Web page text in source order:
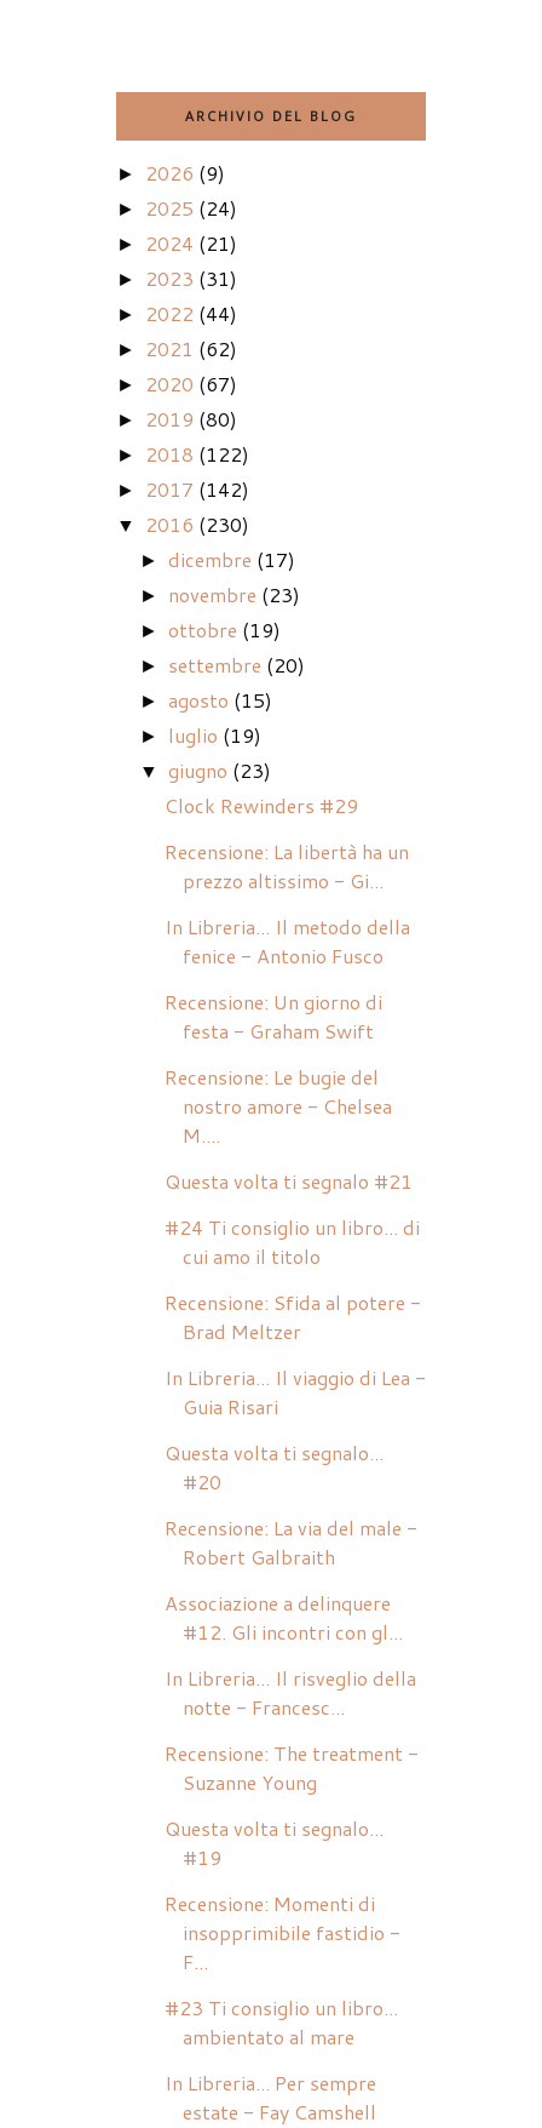
ARCHIVIO DEL BLOG
► 2026 (9)
► 2025 (24)
► 2024 (21)
► 2023 (31)
► 2022 (44)
► 2021 (62)
► 2020 (67)
► 2019 (80)
► 2018 (122)
► 2017 (142)
▼ 2016 (230)
►dicembre (17)
► novembre (23)
►ottobre (19)
► settembre (20)
►agosto (15)
► luglio (19)
▼ giugno (23)
Clock Rewinders #29
Recensione: La libertà ha un
prezzo altissimo - Gi...
In Libreria... Il metodo della
fenice - Antonio Fusco
Recensione: Un giorno di
festa - Graham Swift
Recensione: Le bugie del
nostro amore - Chelsea
M....
Questa volta ti segnalo #21
#24 Ti consiglio un libro... di
cui amo il titolo
Recensione: Sfida al potere -
Brad Meltzer
In Libreria... Il viaggio di Lea -
Guia Risari
Questa volta ti segnalo...
#20
Recensione: La via del male -
Robert Galbraith
Associazione a delinquere
#12. Gli incontri con gl...
In Libreria... Il risveglio della
notte - Francesc...
Recensione: The treatment -
Suzanne Young
Questa volta ti segnalo...
#19
Recensione: Momenti di
insopprimibile fastidio -
F...
#23 Ti consiglio un libro...
ambientato al mare
In Libreria... Per sempre
estate - Fay Camshell